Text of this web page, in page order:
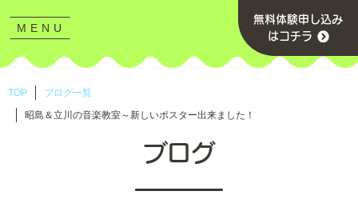
MENU
無料体験申し込み
はコチラ
TOP
ブログ一覧
昭島＆立川の音楽教室～新しいポスター出来ました！
ブログ